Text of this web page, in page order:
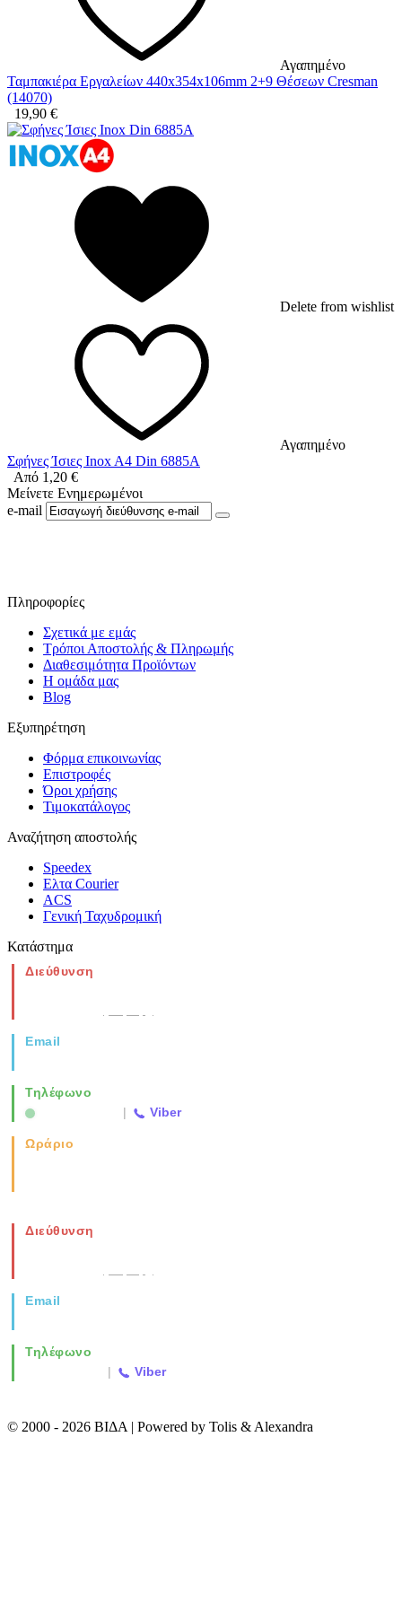
Αγαπημένο
Ταμπακιέρα Εργαλείων 440x354x106mm 2+9 Θέσεων Cresman
(14070)
19,90 €
Delete from wishlist
Αγαπημένο
Σφήνες Ίσιες Inox A4 Din 6885A
Από 1,20 €
Μείνετε Ενημερωμένοι
e-mail
Πληροφορίες
Σχετικά με εμάς
Τρόποι Αποστολής & Πληρωμής
Διαθεσιμότητα Προϊόντων
Η ομάδα μας
Blog
Εξυπηρέτηση
Φόρμα επικοινωνίας
Επιστροφές
Όροι χρήσης
Τιμοκατάλογος
Αναζήτηση αποστολής
Speedex
Ελτα Courier
ACS
Γενική Ταχυδρομική
Κατάστημα
Διεύθυνση
Email
Τηλέφωνο
| Viber
Ωράριο
Διεύθυνση
Email
Τηλέφωνο
| Viber
© 2000 - 2026 ΒΙΔΑ | Powered by Tolis & Alexandra